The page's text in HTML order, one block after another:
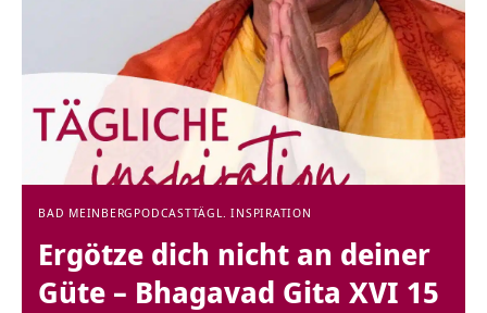
BAD MEINBERG PODCASTTÄGL. INSPIRATION
Ergötze dich nicht an deiner
Güte – Bhagavad Gita XVI 15